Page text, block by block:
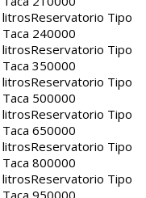
Reservatorio Tipo
240000
Reservatorio Tipo
350000
Reservatorio Tipo
500000
Reservatorio Tipo
650000
Reservatorio Tipo
800000
Reservatorio Tipo